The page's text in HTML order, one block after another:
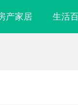
产家居 生活